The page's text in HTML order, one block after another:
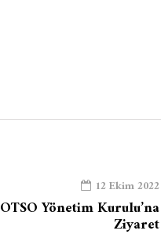
12 Ekim 2022
OTSO Yönetim Kurulu’na
Ziyaret